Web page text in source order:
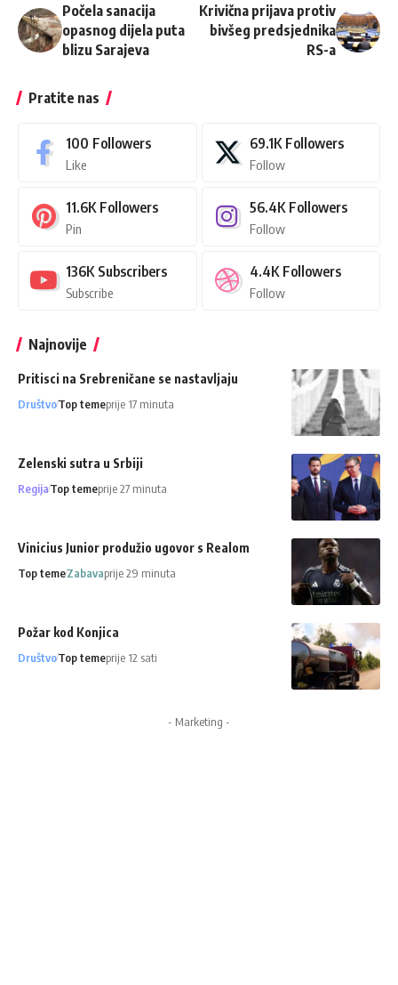
Počela sanacija
opasnog dijela puta
blizu Sarajeva
Krivična prijava protiv
bivšeg predsjednika
RS-a
Pratite nas
100 Followers
Like
69.1K Followers
Follow
11.6K Followers
Pin
56.4K Followers
Follow
136K Subscribers
Subscribe
4.4K Followers
Follow
Najnovije
Pritisci na Srebreničane se nastavljaju
DruštvoTop temeprije 17 minuta
Zelenski sutra u Srbiji
RegijaTop temeprije 27 minuta
Vinicius Junior produžio ugovor s Realom
Top temeZabavaprije 29 minuta
Požar kod Konjica
DruštvoTop temeprije 12 sati
- Marketing -